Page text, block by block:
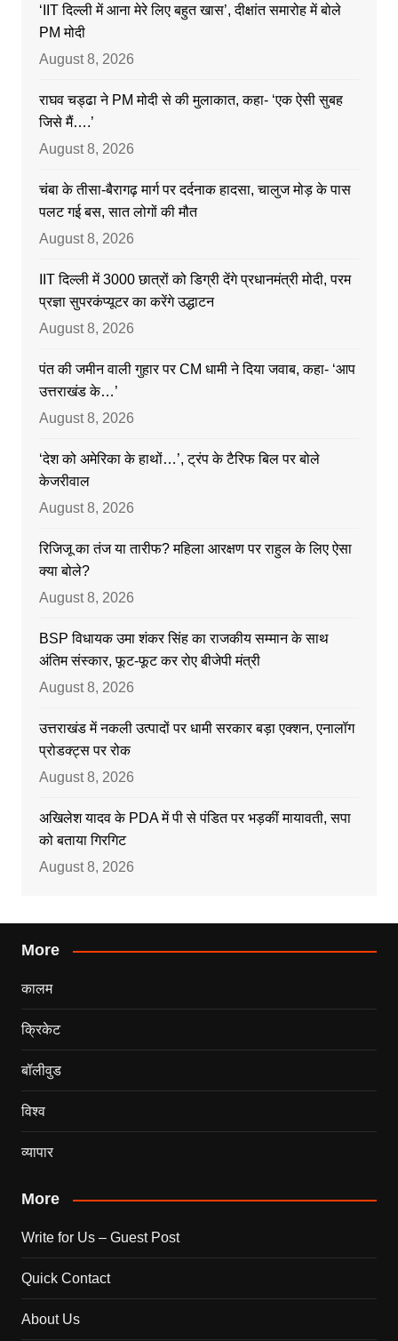
‘IIT दिल्ली में आना मेरे लिए बहुत खास’, दीक्षांत समारोह में बोले
PM मोदी
August 8, 2026
राघव चड्ढा ने PM मोदी से की मुलाकात, कहा- ‘एक ऐसी सुबह
जिसे मैं….’
August 8, 2026
चंबा के तीसा-बैरागढ़ मार्ग पर दर्दनाक हादसा, चालुज मोड़ के पास
पलट गई बस, सात लोगों की मौत
August 8, 2026
IIT दिल्ली में 3000 छात्रों को डिग्री देंगे प्रधानमंत्री मोदी, परम
प्रज्ञा सुपरकंप्यूटर का करेंगे उद्धाटन
August 8, 2026
पंत की जमीन वाली गुहार पर CM धामी ने दिया जवाब, कहा- ‘आप
उत्तराखंड के…’
August 8, 2026
‘देश को अमेरिका के हाथों…’, ट्रंप के टैरिफ बिल पर बोले
केजरीवाल
August 8, 2026
रिजिजू का तंज या तारीफ? महिला आरक्षण पर राहुल के लिए ऐसा
क्या बोले?
August 8, 2026
BSP विधायक उमा शंकर सिंह का राजकीय सम्मान के साथ
अंतिम संस्कार, फूट-फूट कर रोए बीजेपी मंत्री
August 8, 2026
उत्तराखंड में नकली उत्पादों पर धामी सरकार बड़ा एक्शन, एनालॉग
प्रोडक्ट्स पर रोक
August 8, 2026
अखिलेश यादव के PDA में पी से पंडित पर भड़कीं मायावती, सपा
को बताया गिरगिट
August 8, 2026
More
कालम
क्रिकेट
बॉलीवुड
विश्व
व्यापार
More
Write for Us – Guest Post
Quick Contact
About Us